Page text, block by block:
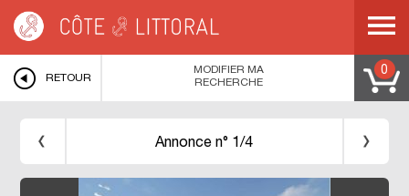
VAR >SIX FOURS LES PLAGES
RETOUR
0
MODIFIER MA
RECHERCHE
Annonce n° 1/4